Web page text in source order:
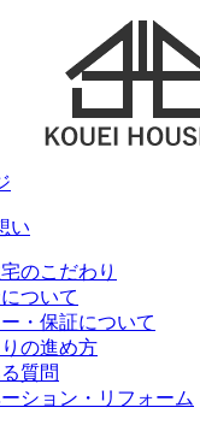
い
のこだわり
ついて
・保証について
の進め方
質問
ション・リフォーム